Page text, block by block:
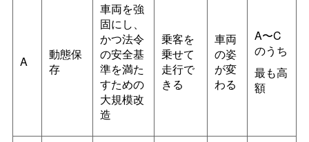
A
動態保
存
車両を強
固にし、
かつ法令
の安全基
準を満た
すための
大規模改
造
乗客を
乗せて
走行で
きる
車両
の姿
が変
わる
A〜C
のうち
最も高
額